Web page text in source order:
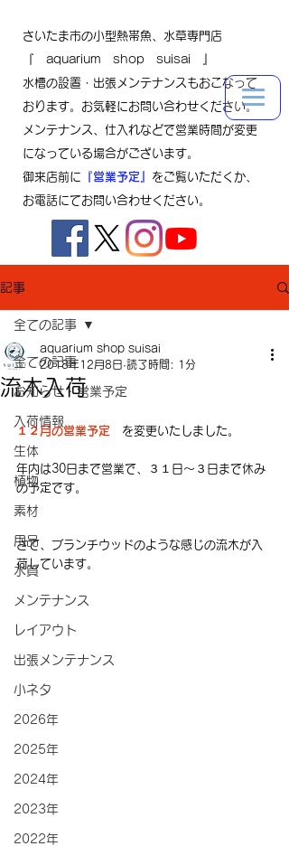
さいたま市の小型熱帯魚、水草専門店
『 aquarium shop suisai 』
水槽の設置・出張メンテナンスもおこなって
おります。お気軽にお問い合わせください。
メンテナンス、仕入れなどで営業時間が変更
になっている場合がございます。
御来店前に 『営業予定』 をご覧いただくか、
お電話にてお問い合わせください。
記事
全ての記事
お知らせ・営業予定
入荷情報
生体
植物
素材
用品
水質
メンテナンス
レイアウト
出張メンテナンス
小ネタ
2026年
2025年
2024年
2023年
2022年
全ての記事
流木入荷
aquarium shop suisai
2018年12月8日 読了時間: 1分
１２月の営業予定 を変更いたしました。
年内は30日まで営業で、３１日～３日まで休み
の予定です。
さて、ブランチウッドのような感じの流木が入
荷しています。